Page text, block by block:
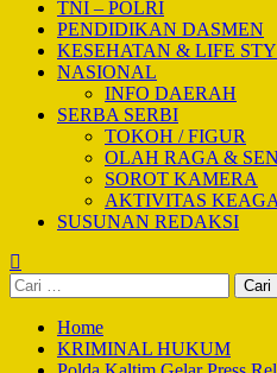
TNI – POLRI
PENDIDIKAN DASMEN
KESEHATAN & LIFE
NASIONAL
INFO DAERAH
SERBA SERBI
TOKOH / FIGUR
OLAH RAGA &
SOROT KAMERA
AKTIVITAS
SUSUNAN REDAKSI
Cari
untuk:
Home
KRIMINAL HUKUM